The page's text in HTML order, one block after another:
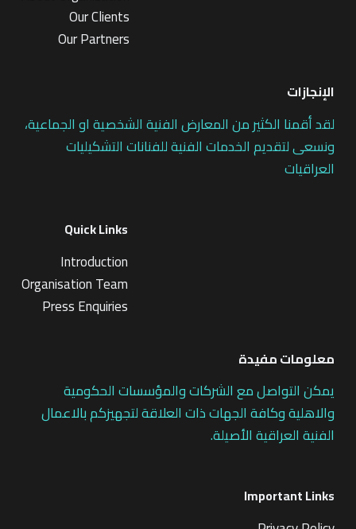
Our Clients
Our Partners
الإنجازات
لقد أقمنا الكثير من المعارض الفنية الشخصية او الجماعية،
ونسعى لتقديم الخدمات الفنية للفنانات التشكيليات
العراقيات
Quick Links
Introduction
Organisation Team
Press Enquiries
معلومات مفيدة
يمكن التواصل مع الشركات والمؤسسات الحكومية
والاهلية وكافة الجهات ذات العلاقة لتجهيزكم بالاعمال
الفنية العراقية الأصيلة.
Important Links